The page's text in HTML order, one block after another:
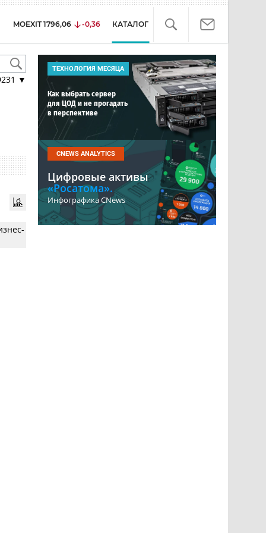
MOEXIT 1796,06 -0,36 КАТАЛОГ
▼
ТЕХНОЛОГИЯ МЕСЯЦА
Как выбрать сервер
для ЦОД и не прогадать
в перспективе
CNEWS ANALYTICS
Цифровые активы
«Росатома».
Инфографика CNews